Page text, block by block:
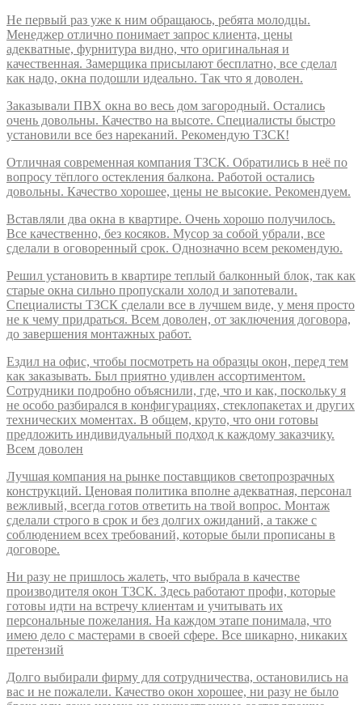
Не первый раз уже к ним обращаюсь, ребята молодцы.
Менеджер отлично понимает запрос клиента, цены
адекватные, фурнитура видно, что оригинальная и
качественная. Замерщика присылают бесплатно, все сделал
как надо, окна подошли идеально. Так что я доволен.
Заказывали ПВХ окна во весь дом загородный. Остались
очень довольны. Качество на высоте. Специалисты быстро
установили все без нареканий. Рекомендую ТЗСК!
Отличная современная компания ТЗСК. Обратились в неё по
вопросу тёплого остекления балкона. Работой остались
довольны. Качество хорошее, цены не высокие. Рекомендуем.
Вставляли два окна в квартире. Очень хорошо получилось.
Все качественно, без косяков. Мусор за собой убрали, все
сделали в оговоренный срок. Однозначно всем рекомендую.
Решил установить в квартире теплый балконный блок, так как
старые окна сильно пропускали холод и запотевали.
Специалисты ТЗСК сделали все в лучшем виде, у меня просто
не к чему придраться. Всем доволен, от заключения договора,
до завершения монтажных работ.
Ездил на офис, чтобы посмотреть на образцы окон, перед тем
как заказывать. Был приятно удивлен ассортиментом.
Сотрудники подробно объяснили, где, что и как, поскольку я
не особо разбирался в конфигурациях, стеклопакетах и других
технических моментах. В общем, круто, что они готовы
предложить индивидуальный подход к каждому заказчику.
Всем доволен
Лучшая компания на рынке поставщиков светопрозрачных
конструкций. Ценовая политика вполне адекватная, персонал
вежливый, всегда готов ответить на твой вопрос. Монтаж
сделали строго в срок и без долгих ожиданий, а также с
соблюдением всех требований, которые были прописаны в
договоре.
Ни разу не пришлось жалеть, что выбрала в качестве
производителя окон ТЗСК. Здесь работают профи, которые
готовы идти на встречу клиентам и учитывать их
персональные пожелания. На каждом этапе понимала, что
имею дело с мастерами в своей сфере. Все шикарно, никаких
претензий
Долго выбирали фирму для сотрудничества, остановились на
вас и не пожалели. Качество окон хорошее, ни разу не было